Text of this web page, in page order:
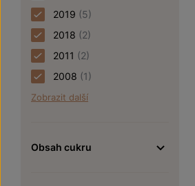
2019 (5)
2018 (2)
2011 (2)
2008 (1)
Zobrazit další
Obsah cukru